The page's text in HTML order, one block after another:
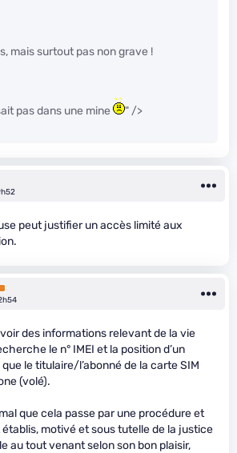
mais surtout pas non grave !
pas dans une mine " />
peut justifier un accès limité aux
voir des informations relevant de la vie
le n° IMEI et la position d’un
le titulaire/l’abonné de la carte SIM
(volé).
que cela passe par une procédure et
motivé et sous tutelle de la justice
au tout venant selon son bon plaisir,